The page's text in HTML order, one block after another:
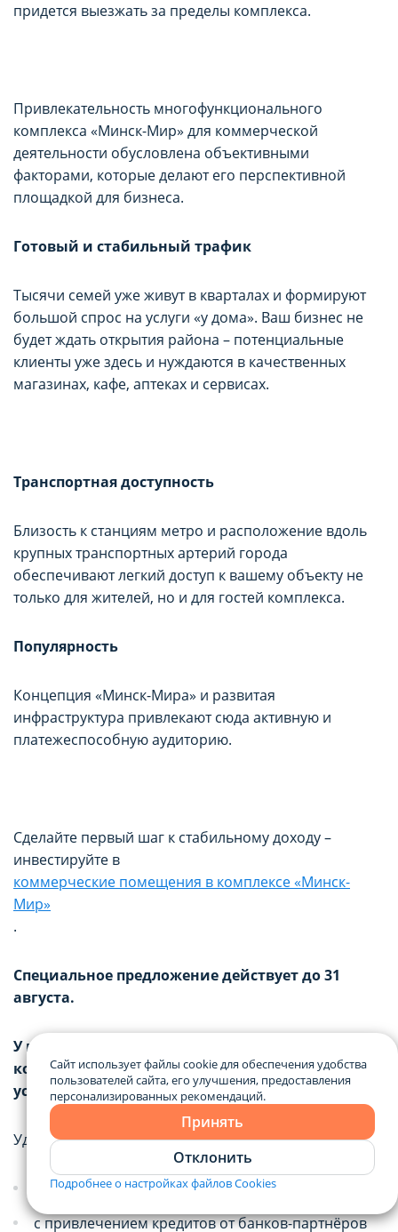
придется выезжать за пределы комплекса.
Привлекательность многофункционального
комплекса «Минск-Мир» для коммерческой
деятельности обусловлена объективными
факторами, которые делают его перспективной
площадкой для бизнеса.
Готовый и стабильный трафик
Тысячи семей уже живут в кварталах и формируют
большой спрос на услуги «у дома». Ваш бизнес не
будет ждать открытия района – потенциальные
клиенты уже здесь и нуждаются в качественных
магазинах, кафе, аптеках и сервисах.
Транспортная доступность
Близость к станциям метро и расположение вдоль
крупных транспортных артерий города
обеспечивают легкий доступ к вашему объекту не
только для жителей, но и для гостей комплекса.
Популярность
Концепция «Минск-Мира» и развитая
инфраструктура привлекают сюда активную и
платежеспособную аудиторию.
Сделайте первый шаг к стабильному доходу –
инвестируйте в
коммерческие помещения в комплексе «Минск-
Мир»
.
Специальное предложение действует до 31
августа.
У вас есть отличная возможность приобрести
коммерческие помещения с выгодой 10% при
условии быстрой оплаты в течение 14 дней.
Удобные финансовые инструменты:
оплата собственными средствами,
с привлечением кредитов от банков-партнёров
Сайт использует файлы cookie для обеспечения удобства
пользователей сайта, его улучшения, предоставления
персонализированных рекомендаций.
Принять
Отклонить
Подробнее о настройках файлов Cookies